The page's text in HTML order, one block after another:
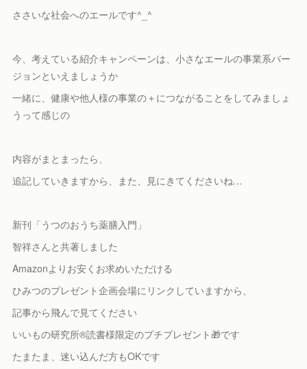
ささいな社会へのエールです^_^
今、考えている紹介キャンペーンは、小さなエールの事業系バー
ジョンといえましょうか
一緒に、健康や他人様の事業の＋につながることをしてみましょ
うって感じの
内容がまとまったら、
追記していきますから、また、見にきてくださいね…
新刊「うつのおうち薬膳入門」
智祥さんと共著しました
Amazonよりお安くお求めいただける
ひみつのプレゼント企画会場にリンクしていますから、
記事から飛んで見てください
いいもの研究所®️読書様限定のプチプレゼント🎁です
たまたま、迷い込んだ方もOKです